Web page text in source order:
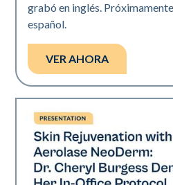
grabó en inglés.
español.
VER AHORA